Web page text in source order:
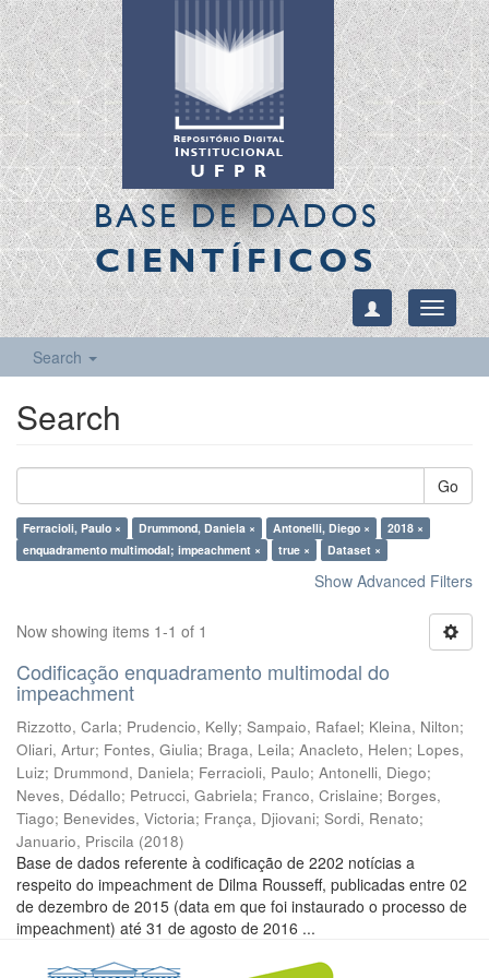
BASE DE DADOS
CIENTÍFICOS
Toggle
Search
Search
Go
Ferracioli, Paulo × Drummond, Daniela × Antonelli, Diego ×
2018 ×
enquadramento multimodal; impeachment ×
true × Dataset ×
Show Advanced Filters
Now showing items 1-1 of 1
Codificação enquadramento multimodal do
impeachment
Rizzotto, Carla; Prudencio, Kelly; Sampaio, Rafael; Kleina, Nilton;
Oliari, Artur; Fontes, Giulia; Braga, Leila; Anacleto, Helen; Lopes,
Luiz; Drummond, Daniela; Ferracioli, Paulo; Antonelli, Diego;
Neves, Dédallo; Petrucci, Gabriela; Franco, Crislaine; Borges,
Tiago; Benevides, Victoria; França, Djiovani; Sordi, Renato;
Januario, Priscila (2018)
Base de dados referente à codificação de 2202 notícias a
respeito do impeachment de Dilma Rousseff, publicadas entre 02
de dezembro de 2015 (data em que foi instaurado o processo de
impeachment) até 31 de agosto de 2016 ...